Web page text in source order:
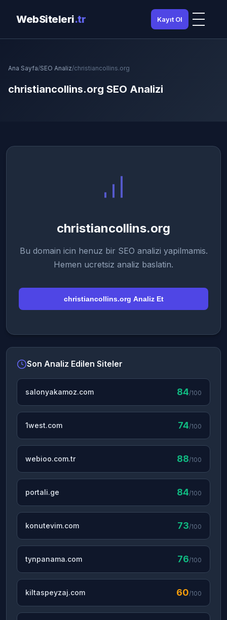
WebSiteleri.tr Kayıt Ol
Ana Sayfa/SEO Analiz/christiancollins.org
christiancollins.org SEO Analizi
christiancollins.org
Bu domain icin henuz bir SEO analizi yapilmamis.
Hemen ucretsiz analiz baslatin.
christiancollins.org Analiz Et
Son Analiz Edilen Siteler
salonyakamoz.com 84/100
1west.com 74/100
webioo.com.tr 88/100
portali.ge 84/100
konutevim.com 73/100
tynpanama.com 76/100
kiltaspeyzaj.com 60/100